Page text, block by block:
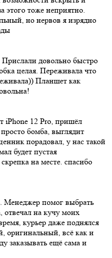
этого тоже неприятно.
но нервов я изрядно
Прислали довольно быстро
целая. Переживала что
Планшет как
iPhone 12 Pro, пришёл
бомба, выглядит
порадовал, у нас такой
будет пустая
на месте. спасибо
Менеджер помог выбрать
отвечал на кучу моих
курьер даже поднялся
оригинальный, всё как и
заказывать ещё сама и